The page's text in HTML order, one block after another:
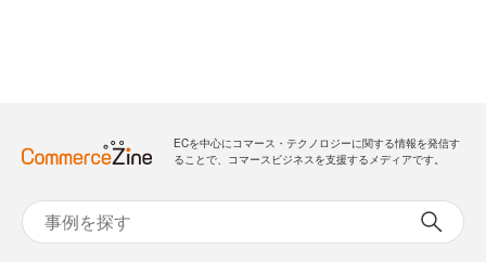
ECを中心にコマース・テクノロジーに関する情報を発信す
ることで、コマースビジネスを支援するメディアです。